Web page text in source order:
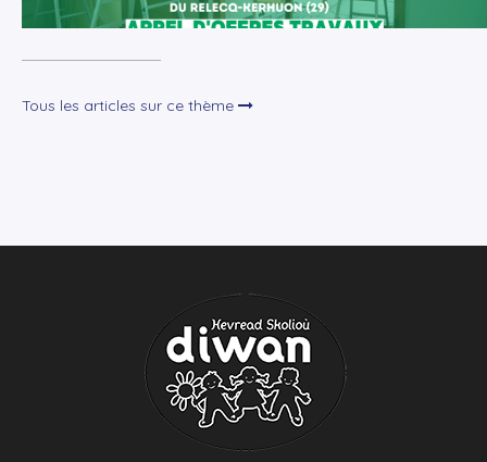
Tous les articles sur ce thème